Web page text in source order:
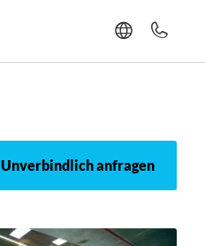
Unverbindlich anfragen